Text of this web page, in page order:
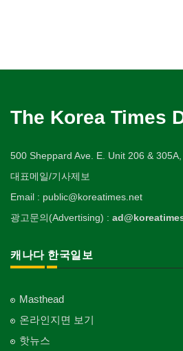
The Korea Times
500 Sheppard Ave. E. Unit 206 &
대표메일/기사제보
Email : public@koreatimes.net
광고문의(Advertising) :
캐나다 한국일보
Masthead
온라인지면 보기
핫뉴스